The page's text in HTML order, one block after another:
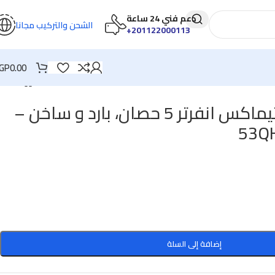
دعم فني 24 ساعة
201122000113+ الشحن والتركيب مجانا
0.00
تكييف كاريير اوبتيماكس انفرتر 5 حصان، بارد و ساخن –
إضافة إلى السلة